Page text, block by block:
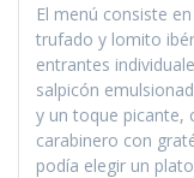
El menú consiste
trufado y lomito
entrantes
salpicón
y un toque picante,
carabinero con
podía elegir un